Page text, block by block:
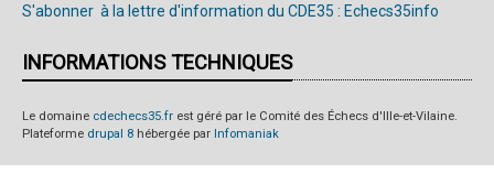
S'abonner à la lettre d'information du CDE35 : Echecs35info
INFORMATIONS TECHNIQUES
Le domaine cdechecs35.fr est géré par le Comité des Échecs d'Ille-et-Vilaine.
Plateforme drupal 8 hébergée par Infomaniak